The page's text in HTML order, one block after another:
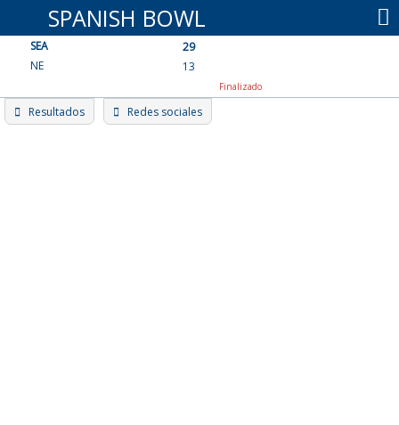
content
SPANISH BOWL
SEA
29
NE
13
Finalizado
Resultados Redes sociales